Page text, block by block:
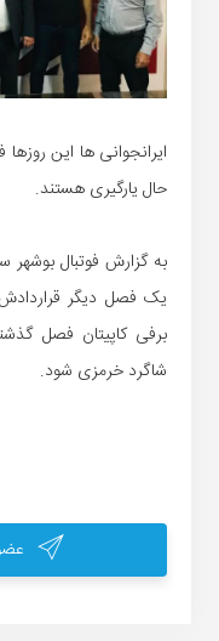
ایرانجوانی ها این
حال یارگیری هستند.
به گزارش فوتبال بوشهر
یک فصل دیگر
برفی کاپیتان فصل
شاگرد خرمزی شود.